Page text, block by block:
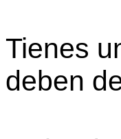
Tienes
deben